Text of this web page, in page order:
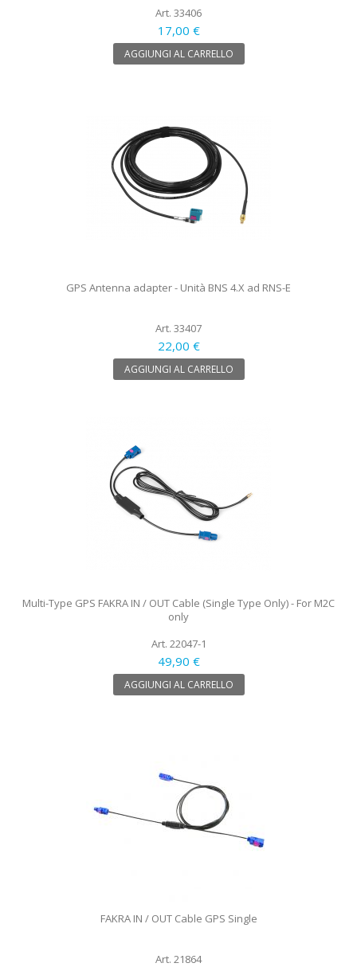
Art. 33406
17,00 €
AGGIUNGI AL CARRELLO
GPS Antenna adapter - Unità BNS 4.X ad RNS-E
Art. 33407
22,00 €
AGGIUNGI AL CARRELLO
Multi-Type GPS FAKRA IN / OUT Cable (Single Type Only) - For M2C
only
Art. 22047-1
49,90 €
AGGIUNGI AL CARRELLO
FAKRA IN / OUT Cable GPS Single
Art. 21864